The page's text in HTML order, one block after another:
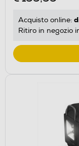
Acquisto online:
Ritiro in negozio